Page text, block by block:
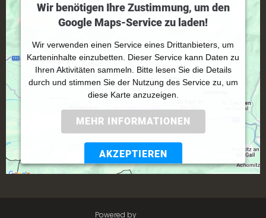
Wir benötigen Ihre Zustimmung, um den
Google Maps-Service zu laden!
Wir verwenden einen Service eines Drittanbieters, um
Karteninhalte einzubetten. Dieser Service kann Daten zu
Ihren Aktivitäten sammeln. Bitte lesen Sie die Details
durch und stimmen Sie der Nutzung des Service zu, um
diese Karte anzuzeigen.
MEHR INFORMATIONEN
AKZEPTIEREN
Powered by